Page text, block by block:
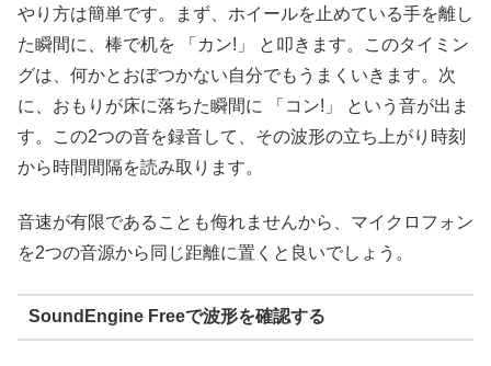
やり方は簡単です。まず、ホイールを止めている手を離し
た瞬間に、棒で机を 「カン!」 と叩きます。このタイミン
グは、何かとおぼつかない自分でもうまくいきます。次
に、おもりが床に落ちた瞬間に 「コン!」 という音が出ま
す。この2つの音を録音して、その波形の立ち上がり時刻
から時間間隔を読み取ります。
音速が有限であることも侮れませんから、マイクロフォン
を2つの音源から同じ距離に置くと良いでしょう。
SoundEngine Freeで波形を確認する